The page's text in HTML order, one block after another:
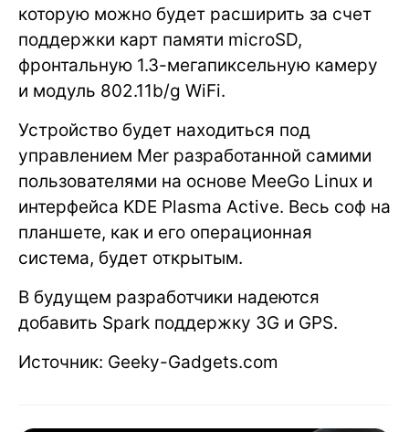
которую можно будет расширить за счет
поддержки карт памяти microSD,
фронтальную 1.3-мегапиксельную камеру
и модуль 802.11b/g WiFi.
Устройство будет находиться под
управлением Mer разработанной самими
пользователями на основе MeeGo Linux и
интерфейса KDE Plasma Active. Весь соф на
планшете, как и его операционная
система, будет открытым.
В будущем разработчики надеются
добавить Spark поддержку 3G и GPS.
Источник: Geeky-Gadgets.com